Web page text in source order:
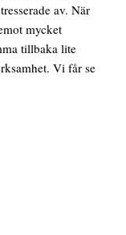
av. När
mycket
tillbaka lite
Vi får se